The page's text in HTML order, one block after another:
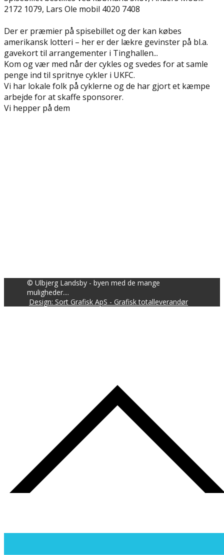
2172 1079, Lars Ole mobil 4020 7408
Der er præmier på spisebillet og der kan købes
amerikansk lotteri – her er der lækre gevinster på bl.a.
gavekort til arrangementer i Tinghallen...
Kom og vær med når der cykles og svedes for at samle
penge ind til spritnye cykler i UKFC.
Vi har lokale folk på cyklerne og de har gjort et kæmpe
arbejde for at skaffe sponsorer.
Vi hepper på dem
© Ulbjerg Landsby - byen med de mange
muligheder....
Design: Sort Grafisk ApS - Grafisk totalleverandør